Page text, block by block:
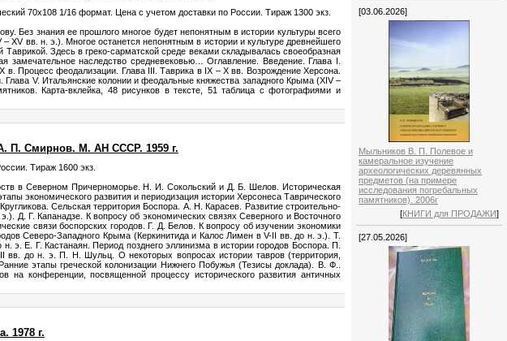
70х108 1/16 формат. Цена с учетом доставки по России. Тираж 1300 экз.
Без знания ее прошлого многое будет непонятным в истории культуры всего
вв. н. э.). Многое останется непонятным в истории и культуре древнейшего
Здесь в греко-сарматской среде веками складывалась своеобразная
наследство средневековью… Оглавление. Введение. Глава I.
Процесс феодализации. Глава III. Таврика в IX – X вв. Возрождение Херсона.
V. Итальянские колонии и феодальные княжества западного Крыма (XIV –
Карта-вклейка, 48 рисунков в тексте, 51 таблица с фотографиями и
П. Смирнов. М. АН СССР. 1959 г.
Тираж 1600 экз.
в Северном Причерноморье. Н. И. Сокольский и Д. Б. Шелов. Историческая
экономического развития и периодизация истории Херсонеса Таврического
Сельская территория Боспора. А. Н. Карасев. Развитие строительно-
Д. Г. Капанадзе. К вопросу об экономических связях Северного и Восточного
связи боспорских городов. Г. Д. Белов. К вопросу об изучении экономики
Северо-Западного Крыма (Керкинитида и Калос Лимен в V-II вв. до н. э.). Т.
э. Е. Г. Кастанаян. Период позднего эллинизма в истории городов Боспора. П.
до н. э. П. Н. Шульц. О некоторых вопросах истории тавров (территория,
этапы греческой колонизации Нижнего Побужья (Тезисы доклада). В. Ф..
конференции, посвященной процессу исторического развития античных
1978 г.
[03.06.2026]
Мыльников В. П. Полевое и
камеральное изучение
археологических деревянных
предметов (на примере
исследования погребальных
памятников). 2006г
[КНИГИ для ПРОДАЖИ]
[27.05.2026]